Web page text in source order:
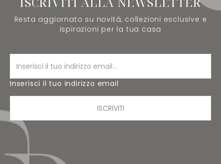
Resta aggiornato su novità, collezioni esclusive e
ispirazioni per la tua casa
Inserisci il tuo indirizzo email
ISCRIVITI